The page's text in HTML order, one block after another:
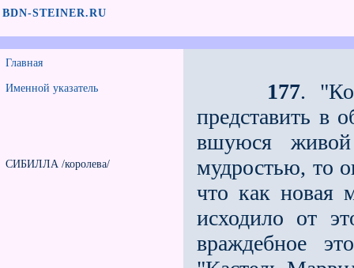
BDN-STEINER.RU
Главная
Именной указатель
СИБИЛЛА /королева/
177.
представить в
вшуюся
мудростью, то
что как новая
исходило от
враждебное